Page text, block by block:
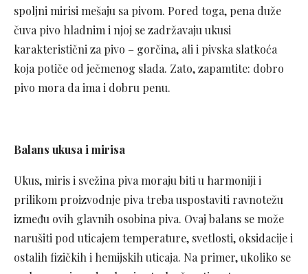
spoljni mirisi mešaju sa pivom. Pored toga, pena duže
čuva pivo hladnim i njoj se zadržavaju ukusi
karakteristični za pivo – gorčina, ali i pivska slatkoća
koja potiče od ječmenog slada. Zato, zapamtite: dobro
pivo mora da ima i dobru penu.
Balans ukusa i mirisa
Ukus, miris i svežina piva moraju biti u harmoniji i
prilikom proizvodnje piva treba uspostaviti ravnotežu
između ovih glavnih osobina piva. Ovaj balans se može
narušiti pod uticajem temperature, svetlosti, oksidacije i
ostalih fizičkih i hemijskih uticaja. Na primer, ukoliko se